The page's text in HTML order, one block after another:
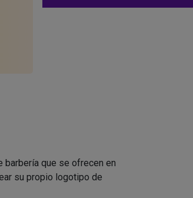
que se ofrecen en
su propio logotipo de